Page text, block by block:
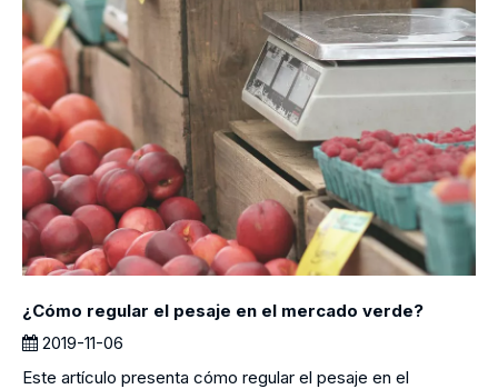
¿Cómo regular el pesaje en el mercado verde?
2019-11-06
Este artículo presenta cómo regular el pesaje en el